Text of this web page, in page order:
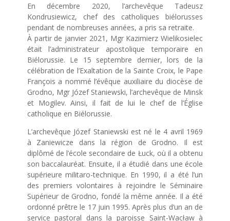
En décembre 2020, l’archevêque Tadeusz
Kondrusiewicz, chef des catholiques biélorusses
pendant de nombreuses années, a pris sa retraite.
À partir de janvier 2021, Mgr Kazimierz Wielikosielec
était l’administrateur apostolique temporaire en
Biélorussie. Le 15 septembre dernier, lors de la
célébration de l’Exaltation de la Sainte Croix, le Pape
François a nommé l’évêque auxiliaire du diocèse de
Grodno, Mgr Józef Staniewski, l’archevêque de Minsk
et Mogilev. Ainsi, il fait de lui le chef de l’Église
catholique en Biélorussie.
L’archevêque Józef Staniewski est né le 4 avril 1969
à Zaniewicze dans la région de Grodno. Il est
diplômé de l’école secondaire de Łuck, où il a obtenu
son baccalauréat. Ensuite, il a étudié dans une école
supérieure militaro-technique. En 1990, il a été l’un
des premiers volontaires à rejoindre le Séminaire
Supérieur de Grodno, fondé la même année. Il a été
ordonné prêtre le 17 juin 1995. Après plus d’un an de
service pastoral dans la paroisse Saint-Wacław à